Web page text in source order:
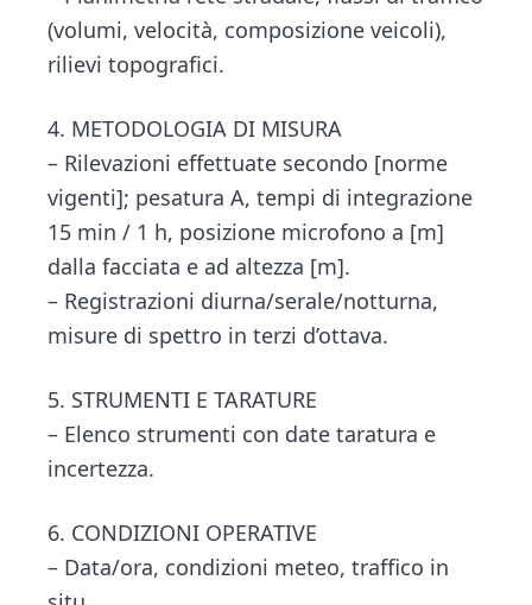
(volumi, velocità, composizione veicoli),
rilievi topografici.
4. METODOLOGIA DI MISURA
– Rilevazioni effettuate secondo [norme
vigenti]; pesatura A, tempi di integrazione
15 min / 1 h, posizione microfono a [m]
dalla facciata e ad altezza [m].
– Registrazioni diurna/serale/notturna,
misure di spettro in terzi d’ottava.
5. STRUMENTI E TARATURE
– Elenco strumenti con date taratura e
incertezza.
6. CONDIZIONI OPERATIVE
– Data/ora, condizioni meteo, traffico in